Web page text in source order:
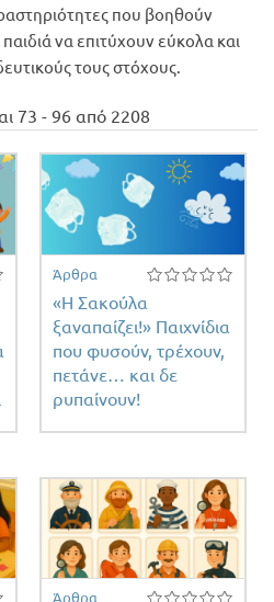
που βοηθούν
να επιτύχουν εύκολα και
τους στόχους.
73 - 96 από 2208
Άρθρα
«Η Σακούλα
ξαναπαίζει!» Παιχνίδια
που φυσούν, τρέχουν,
πετάνε… και δε
ρυπαίνουν!
Άρθρα